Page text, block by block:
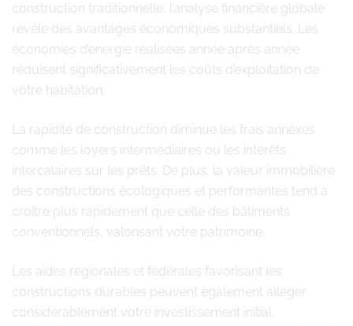
construction traditionnelle, l’analyse financière globale
révèle des avantages économiques substantiels. Les
économies d’énergie réalisées année après année
réduisent significativement les coûts d’exploitation de
votre habitation.
La rapidité de construction diminue les frais annexes
comme les loyers intermédiaires ou les intérêts
intercalaires sur les prêts. De plus, la valeur immobilière
des constructions écologiques et performantes tend à
croître plus rapidement que celle des bâtiments
conventionnels, valorisant votre patrimoine.
Les aides régionales et fédérales favorisant les
constructions durables peuvent également alléger
considérablement votre investissement initial.